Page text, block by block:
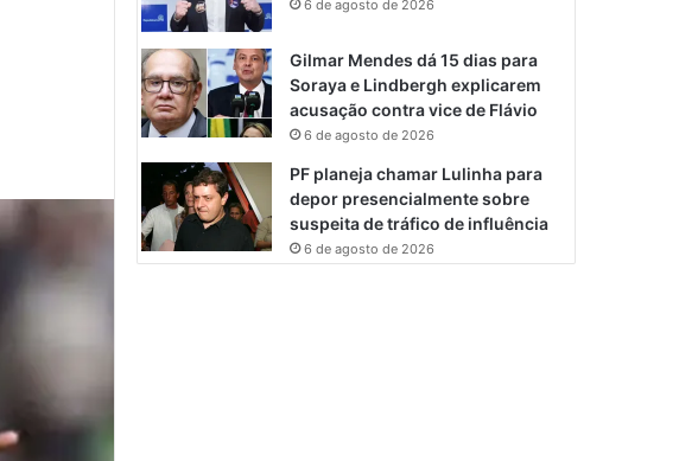
6 de agosto de 2026
Gilmar Mendes dá 15 dias para
Soraya e Lindbergh explicarem
acusação contra vice de Flávio
6 de agosto de 2026
PF planeja chamar Lulinha para
depor presencialmente sobre
suspeita de tráfico de influência
6 de agosto de 2026